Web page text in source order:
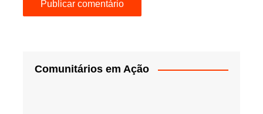
Comunitários em Ação